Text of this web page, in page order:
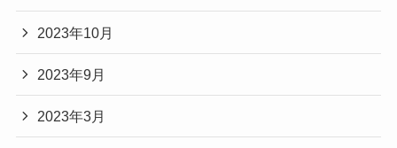
2023年10月
2023年9月
2023年3月